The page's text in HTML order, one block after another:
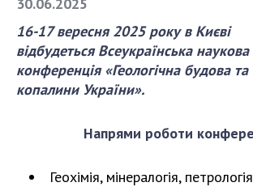
СТРУКТУРА
Президія НАН України
Секція фізико-технічних і
Секція хімічних і біологічних наук
16-17 вересня 2025 рокув Києві
відбудетьсяВсеукраїнська наукова
конференція«Геологічна будова та
копалини України».
Напрями роботи
Геохімія, мінералогія, петрологія